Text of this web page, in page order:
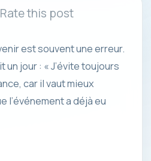
Rate this post
est souvent une erreur.
un jour : « J’évite toujours
car il vaut mieux
l’événement a déjà eu